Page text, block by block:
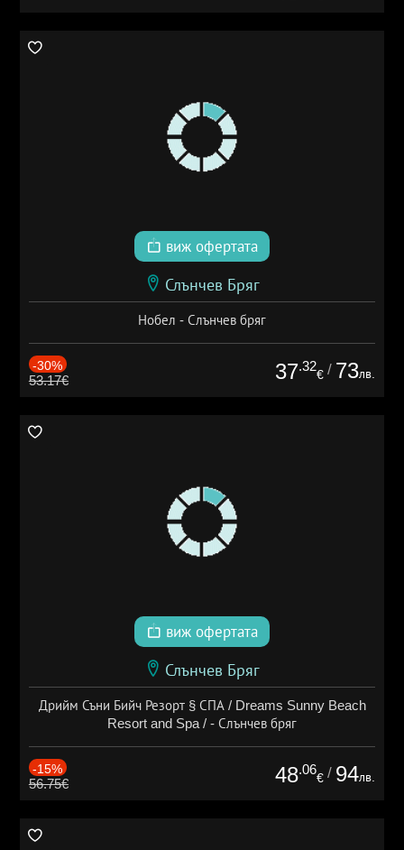
виж офертата
Слънчев Бряг
Нобел - Слънчев бряг
-30%
53.17€ 37.32
€ / 73лв.
виж офертата
Слънчев Бряг
Дрийм Съни Бийч Резорт § СПА / Dreams Sunny Beach
Resort and Spa / - Слънчев бряг
-15%
56.75€ 48.06
€ / 94лв.